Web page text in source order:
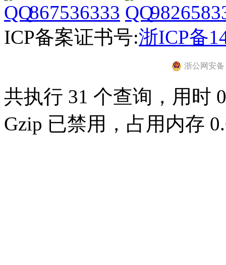
867536333
ICP备案证书号:浙ICP备
浙公网安备
共执行 31 个查询，用时
Gzip 已禁用，占用内存